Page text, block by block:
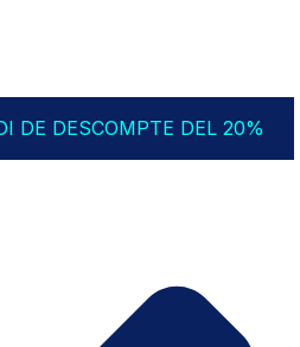
DE DESCOMPTE DEL 20%